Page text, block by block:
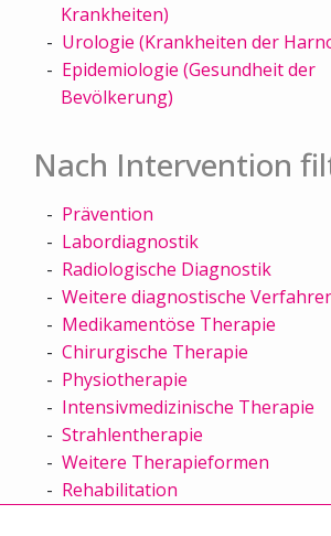
Krankheiten)
Urologie (Krankheiten der
Epidemiologie (Gesundheit der
Bevölkerung)
Nach Intervention
Prävention
Labordiagnostik
Radiologische Diagnostik
Weitere diagnostische
Medikamentöse Therapie
Chirurgische Therapie
Physiotherapie
Intensivmedizinische Therapie
Strahlentherapie
Weitere Therapieformen
Rehabilitation